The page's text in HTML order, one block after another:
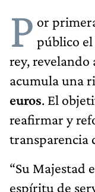
P or
público el
rey, revelando
acumula una
euros. El
reafirmar y
transparencia
“Su Majestad
espíritu de